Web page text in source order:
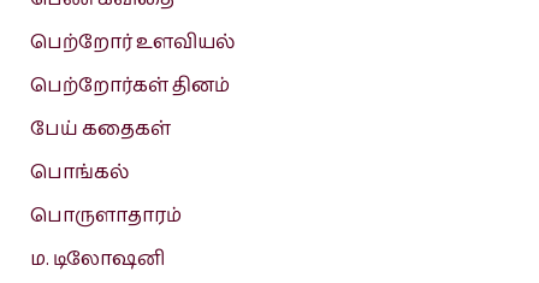
பெற்றோர் உளவியல்
பெற்றோர்கள் தினம்
பேய் கதைகள்
பொங்கல்
பொருளாதாரம்
ம. டிலோஷனி